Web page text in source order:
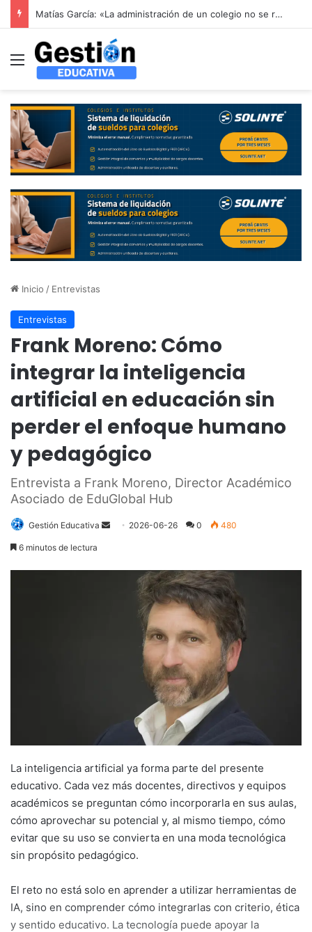
Matías García: «La administración de un colegio no se resuelve con un sistema genérico: se resuelve entendiendo cómo funciona un colegio por dentro»
Menú
Inicio / Entrevistas
Entrevistas
Frank Moreno: Cómo
integrar la inteligencia
artificial en educación sin
perder el enfoque humano
y pedagógico
Entrevista a Frank Moreno, Director Académico
Asociado de EduGlobal Hub
Gestión Educativa
Send 2026-06-26 0 480
6 minutos de lectura
La inteligencia artificial ya forma parte del presente
educativo. Cada vez más docentes, directivos y equipos
académicos se preguntan cómo incorporarla en sus aulas,
cómo aprovechar su potencial y, al mismo tiempo, cómo
evitar que su uso se convierta en una moda tecnológica
sin propósito pedagógico.
El reto no está solo en aprender a utilizar herramientas de
IA, sino en comprender cómo integrarlas con criterio, ética
y sentido educativo. La tecnología puede apoyar la